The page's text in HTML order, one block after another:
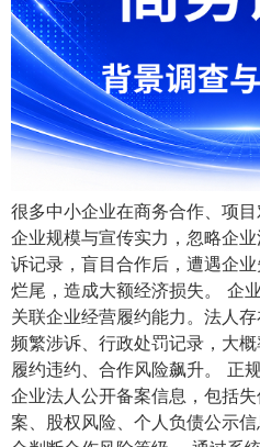
很多中小企业在商务合作、项
企业规模与宣传实力，忽略企
诉记录，盲目合作后，遭遇企
烂尾，造成大额经济损失。 企
关联企业经营履约能力。法人存
频繁涉诉、行政处罚记录，大概
履约违约、合作风险飙升。 正
企业法人公开备案信息，包括
案、股权风险、个人负债公示